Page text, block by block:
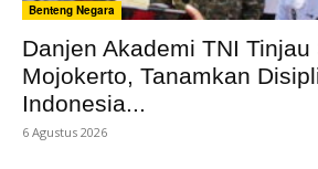
Benteng Negara
Danjen Akademi TNI Tinjau
Mojokerto, Tanamkan
Indonesia...
6 Agustus 2026